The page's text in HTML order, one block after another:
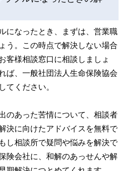
になったとき、まずは、営業職
う。この時点で解決しない場合
客様相談窓口に相談しましょ
ば、一般社団法人生命保険協会
てください。
のあった苦情について、相談者
決に向けたアドバイスを無料で
し相談所で疑問や悩みを解決で
険会社に、和解のあっせんや解